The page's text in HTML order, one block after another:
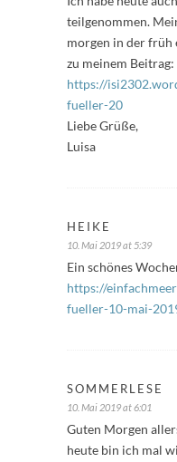
teilgenommen.
morgen in der früh
zu meinem Beitrag:
https://
fueller-20
Liebe Grüße,
Luisa
HEIKE
10. Mai 2019 at 5:39
Ein schönes
https://
fueller-10-mai-
SOMMERLESE
10. Mai 2019 at 6:01
Guten Morgen
heute bin ich mal